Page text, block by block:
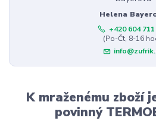
Helena
+420 604 711
(Po-Čt, 8-16
K mraženému zboží
povinný